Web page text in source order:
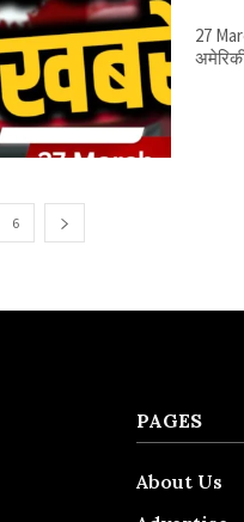
27 March
6
PAGES
About Us